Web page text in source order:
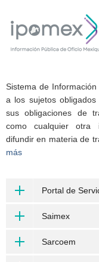
Sistema de
a los sujetos
sus obligaciones de
como cualquier otra
difundir en materia de
más
Portal de
Saimex
Sarcoem